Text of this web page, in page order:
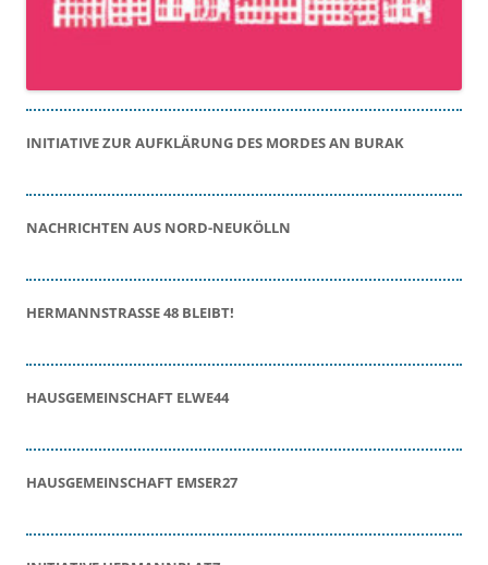
INITIATIVE ZUR AUFKLÄRUNG DES MORDES AN BURAK
NACHRICHTEN AUS NORD-NEUKÖLLN
HERMANNSTRASSE 48 BLEIBT!
HAUSGEMEINSCHAFT ELWE44
HAUSGEMEINSCHAFT EMSER27